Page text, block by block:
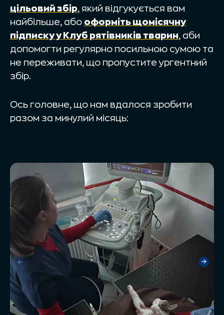
цільовий збір , який відгукується вам
найбільше, або оформіть щомісячну
підписку у Клуб рятівників тварин , аби
допомогти регулярно посильною сумою та
не переживати, що пропустите ургентний
збір.
Ось головне, що нам вдалося зробити
разом за минулий місяць: